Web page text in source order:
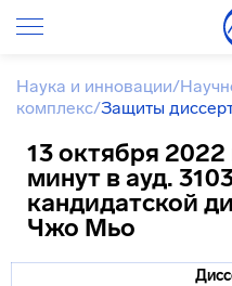
Наука и инновации/
комплекс/Защиты
13 октября 2022
минут в ауд.
кандидатской
Чжо Мьо